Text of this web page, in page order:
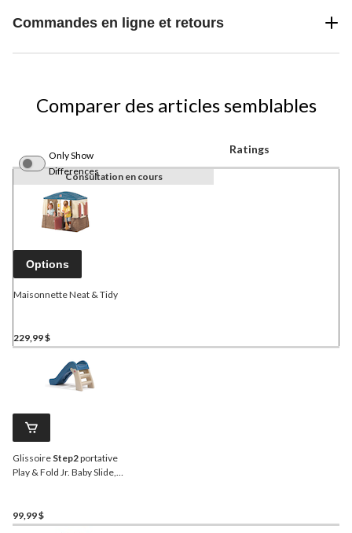
Commandes en ligne et retours
Comparer des articles semblables
Only Show
Differences
Ratings
Consultation en cours
Options
Maisonnette Neat & Tidy
229,99 $
Glissoire Step2portative
Play & Fold Jr. Baby Slide,
99,99 $